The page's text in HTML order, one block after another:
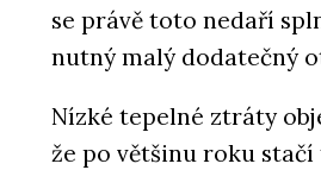
se právě toto nedaří
nutný malý dodatečný
Nízké tepelné ztráty
že po většinu roku stačí